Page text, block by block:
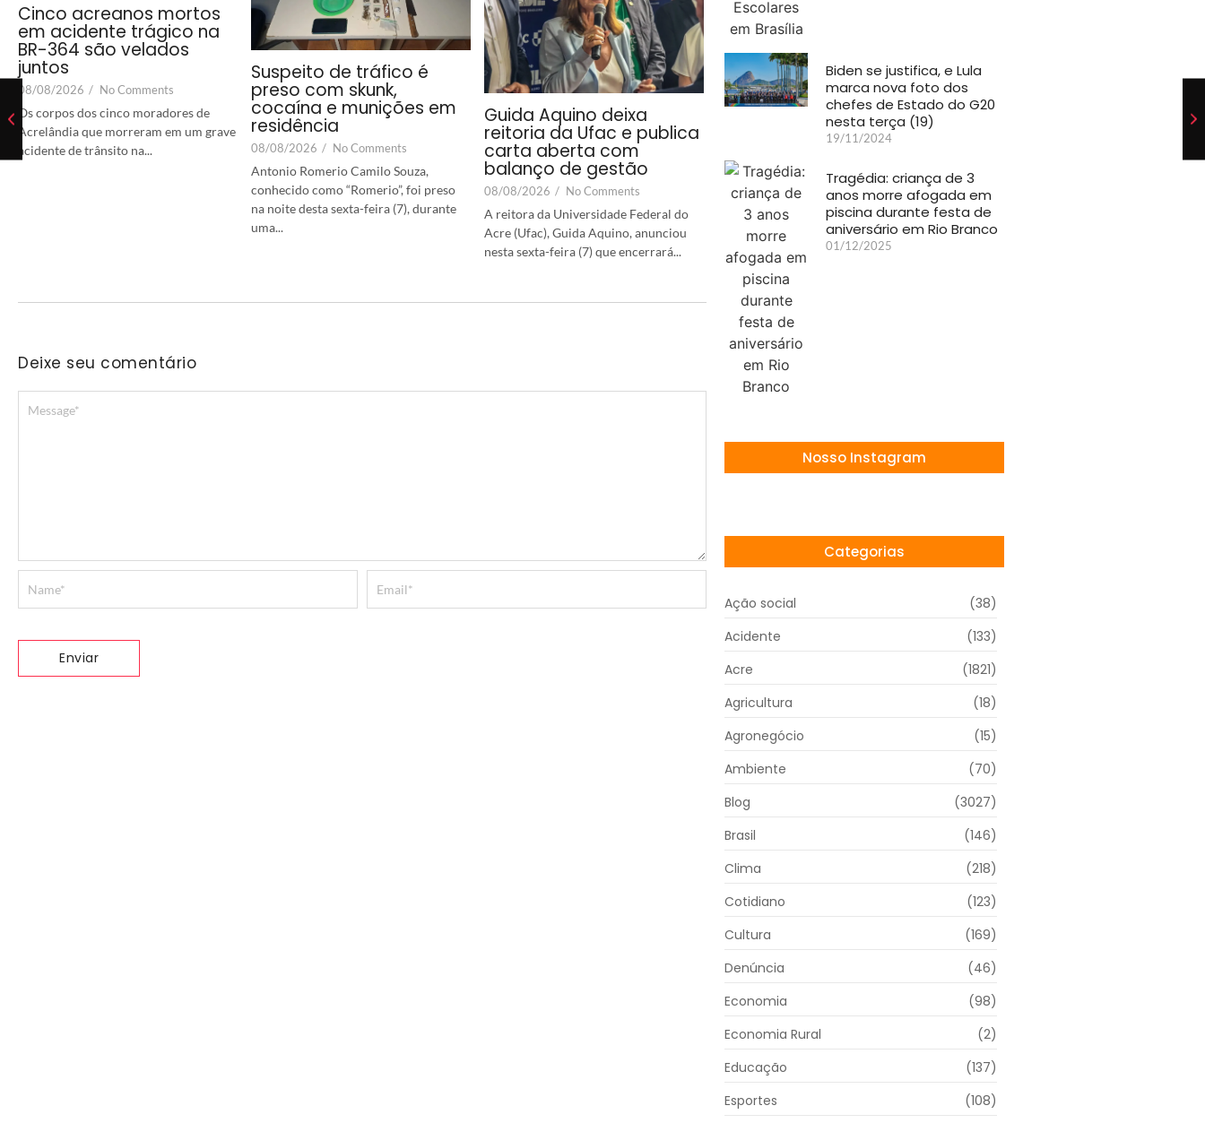
Cinco acreanos mortos
em acidente trágico na
BR-364 são velados
juntos
08/08/2026 / No Comments
Os corpos dos cinco moradores de
Acrelândia que morreram em um grave
acidente de trânsito na...
Suspeito de tráfico é
preso com skunk,
cocaína e munições em
residência
08/08/2026 / No Comments
Antonio Romerio Camilo Souza,
conhecido como “Romerio”, foi preso
na noite desta sexta-feira (7), durante
uma...
Guida Aquino deixa
reitoria da Ufac e publica
carta aberta com
balanço de gestão
08/08/2026 / No Comments
A reitora da Universidade Federal do
Acre (Ufac), Guida Aquino, anunciou
nesta sexta-feira (7) que encerrará...
Deixe seu comentário
Biden se justifica, e Lula
marca nova foto dos
chefes de Estado do G20
nesta terça (19)
19/11/2024
Tragédia: criança de 3
anos morre afogada em
piscina durante festa de
aniversário em Rio Branco
01/12/2025
Nosso Instagram
Categorias
Ação social
(38)
Acidente
(133)
Acre
(1821)
Agricultura
(18)
Agronegócio
(15)
Ambiente
(70)
Blog
(3027)
Brasil
(146)
Clima
(218)
Cotidiano
(123)
Cultura
(169)
Denúncia
(46)
Economia
(98)
Economia Rural
(2)
Educação
(137)
Esportes
(108)